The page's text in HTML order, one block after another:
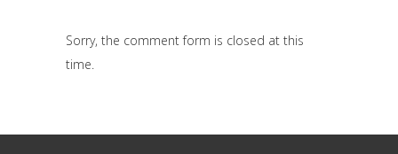
Sorry, the comment form is closed at this
time.